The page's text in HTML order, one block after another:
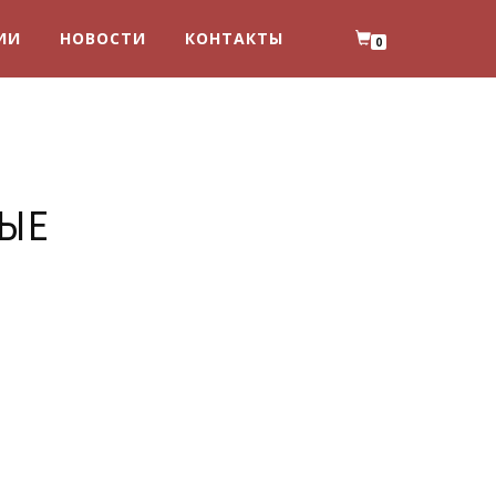
НОВОСТИ КОНТАКТЫ 0